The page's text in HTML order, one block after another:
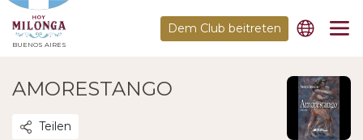
BUENOS AIRES
Dem Club beitreten
AMORESTANGO
Teilen